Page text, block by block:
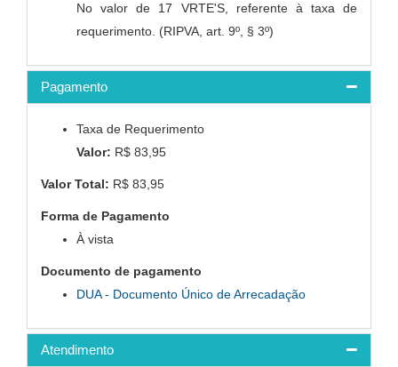
No valor de 17 VRTE'S, referente à taxa de
requerimento. (RIPVA, art. 9º, § 3º)
Pagamento
Taxa de Requerimento
Valor: R$ 83,95
Valor Total: R$ 83,95
Forma de Pagamento
À vista
Documento de pagamento
DUA - Documento Único de Arrecadação
Atendimento